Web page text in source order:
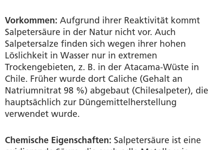
Vorkommen: Aufgrund ihrer Reaktivität kommt
Salpetersäure in der Natur nicht vor. Auch
Salpetersalze finden sich wegen ihrer hohen
Löslichkeit in Wasser nur in extremen
Trockengebieten, z. B. in der Atacama-Wüste in
Chile. Früher wurde dort Caliche (Gehalt an
Natriumnitrat 98 %) abgebaut (Chilesalpeter), die
hauptsächlich zur Düngemittelherstellung
verwendet wurde.
Chemische Eigenschaften: Salpetersäure ist eine